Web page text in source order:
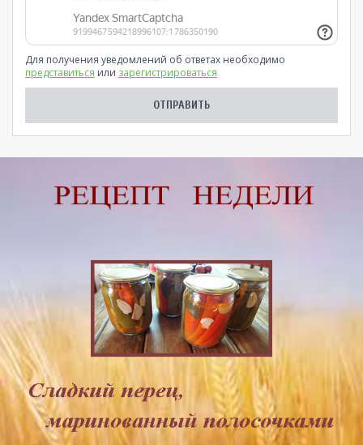
Для получения уведомлений об ответах необходимо
представиться или зарегистрироваться